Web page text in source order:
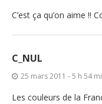
C’est ça qu’on aime !!
C_NUL
25 mars 2011 - 5 h 54
Les couleurs de la